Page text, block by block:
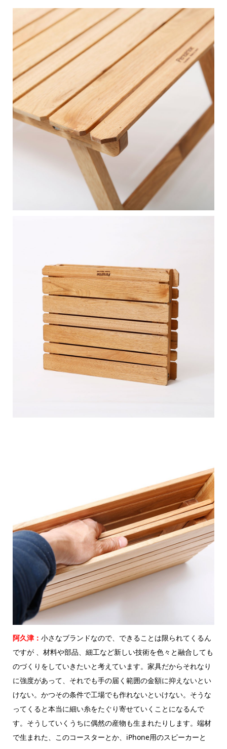
阿久津： 小さなブランドなので、できることは限られてくるん
ですが 、材料や部品、細工など新しい技術を色々と融合しても
のづくりをしていきたいと考えています。家具だからそれなり
に強度があって、それでも手の届く範囲の金額に抑えないとい
けない。かつその条件で工場でも作れないといけない。そうな
ってくると本当に細い糸をたぐり寄せていくことになるんで
す。そうしていくうちに偶然の産物も生まれたりします。端材
で生まれた、このコースターとか、iPhone用のスピーカーと